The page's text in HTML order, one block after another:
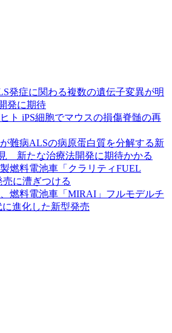
発症に関わる複数の遺伝子変異が明
発に期待
ト iPS細胞でマウスの損傷脊髄の再
難病ALSの病原蛋白質を分解する新
新たな治療法開発に期待かかる
燃料電池車「クラリティFUEL
に漕ぎつける
、燃料電池車「MIRAI」フルモデルチ
に進化した新型発売